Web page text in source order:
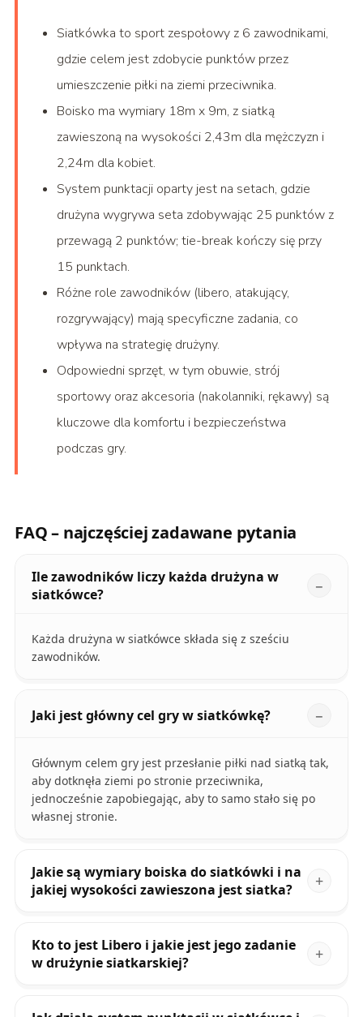
Siatkówka to sport zespołowy z 6 zawodnikami,
gdzie celem jest zdobycie punktów przez
umieszczenie piłki na ziemi przeciwnika.
Boisko ma wymiary 18m x 9m, z siatką
zawieszoną na wysokości 2,43m dla mężczyzn i
2,24m dla kobiet.
System punktacji oparty jest na setach, gdzie
drużyna wygrywa seta zdobywając 25 punktów z
przewagą 2 punktów; tie-break kończy się przy
15 punktach.
Różne role zawodników (libero, atakujący,
rozgrywający) mają specyficzne zadania, co
wpływa na strategię drużyny.
Odpowiedni sprzęt, w tym obuwie, strój
sportowy oraz akcesoria (nakolanniki, rękawy) są
kluczowe dla komfortu i bezpieczeństwa
podczas gry.
FAQ – najczęściej zadawane pytania
Ile zawodników liczy każda drużyna w
siatkówce?
Każda drużyna w siatkówce składa się z sześciu
zawodników.
Jaki jest główny cel gry w siatkówkę?
Głównym celem gry jest przesłanie piłki nad siatką tak,
aby dotknęła ziemi po stronie przeciwnika,
jednocześnie zapobiegając, aby to samo stało się po
własnej stronie.
Jakie są wymiary boiska do siatkówki i na
jakiej wysokości zawieszona jest siatka?
Kto to jest Libero i jakie jest jego zadanie
w drużynie siatkarskiej?